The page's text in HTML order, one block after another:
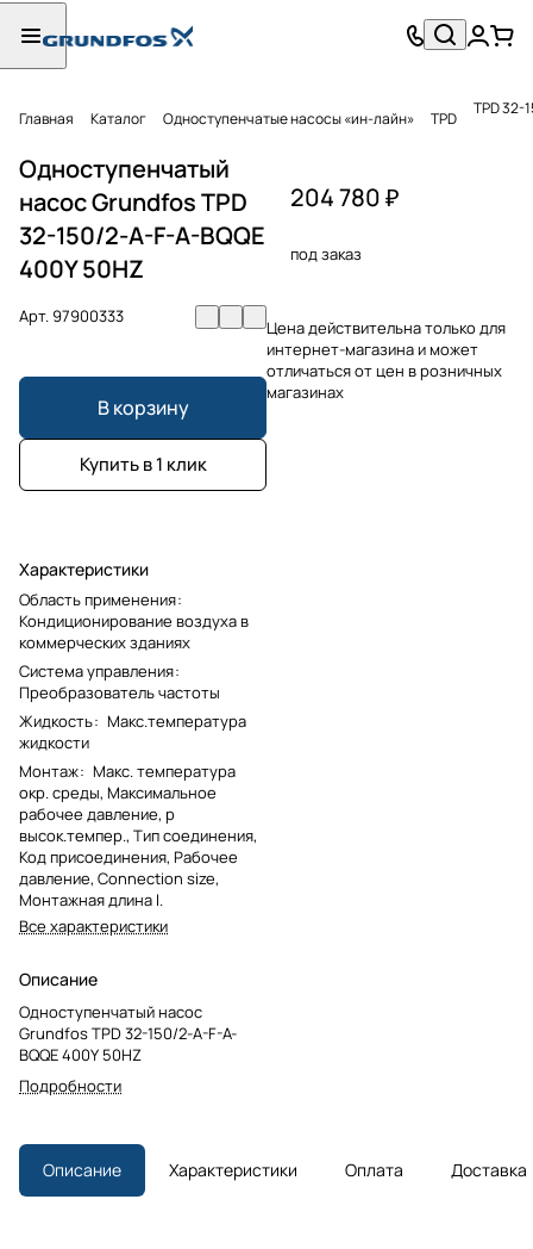
Главная Каталог Одноступенчатые насосы «ин-лайн» TPD TPD 32-
Одноступенчатый
насос Grundfos TPD
32-150/2-A-F-A-BQQE
400Y 50HZ
Арт.97900333
В корзину
Купить в 1 клик
Характеристики
Область применения:
Кондиционирование воздуха в
коммерческих зданиях
Система управления:
Преобразователь частоты
Жидкость: Макс.температура
жидкости
Монтаж: Макс. температура
окр. среды, Максимальное
рабочее давление, p
высок.темпер., Тип соединения,
Код присоединения, Рабочее
давление, Connection size,
Монтажная длина l.
Все характеристики
Описание
Одноступенчатый насос
Grundfos TPD 32-150/2-A-F-A-
BQQE 400Y 50HZ
Подробности
204 780 ₽
под заказ
Цена действительна только для
интернет-магазина и может
отличаться от цен в розничных
магазинах
Описание Характеристики Оплата Доставка